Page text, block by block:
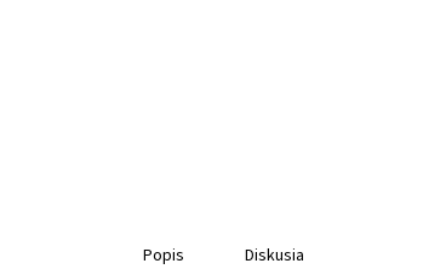
Popis Diskusia